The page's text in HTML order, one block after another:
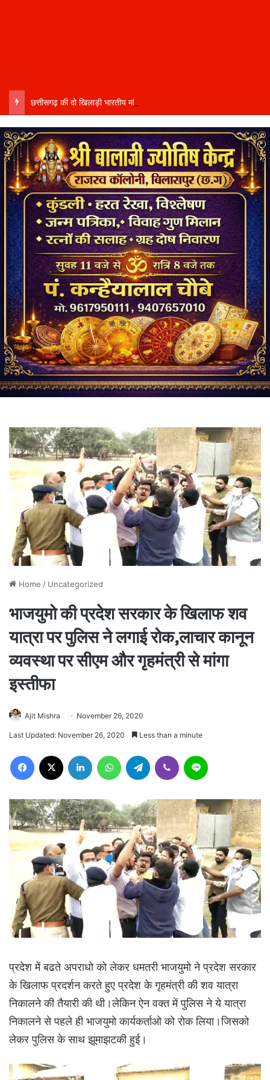
Home / Uncategorized
भाजयुमो की प्रदेश सरकार के खिलाफ शव
यात्रा पर पुलिस ने लगाई रोक,लाचार कानून
व्यवस्था पर सीएम और गृहमंत्री से मांगा
इस्तीफा
Ajit Mishra November 26, 2020
Last Updated: November 26, 2020 Less than a minute
Facebook LinkedIn WhatsAppTelegram Viber
प्रदेश में बढते अपराधो को लेकर धमतरी भाजयुमो ने प्रदेश सरकार
के खिलाफ प्रदर्शन करते हुए प्रदेश के गृहमंत्री की शव यात्रा
निकालने की तैयारी की थी।लेकिन ऐन वक्त में पुलिस ने ये यात्रा
निकालने से पहले ही भाजयुमो कार्यकर्ताओ को रोक लिया।जिसको
लेकर पुलिस के साथ झूमाझटकी हुई।